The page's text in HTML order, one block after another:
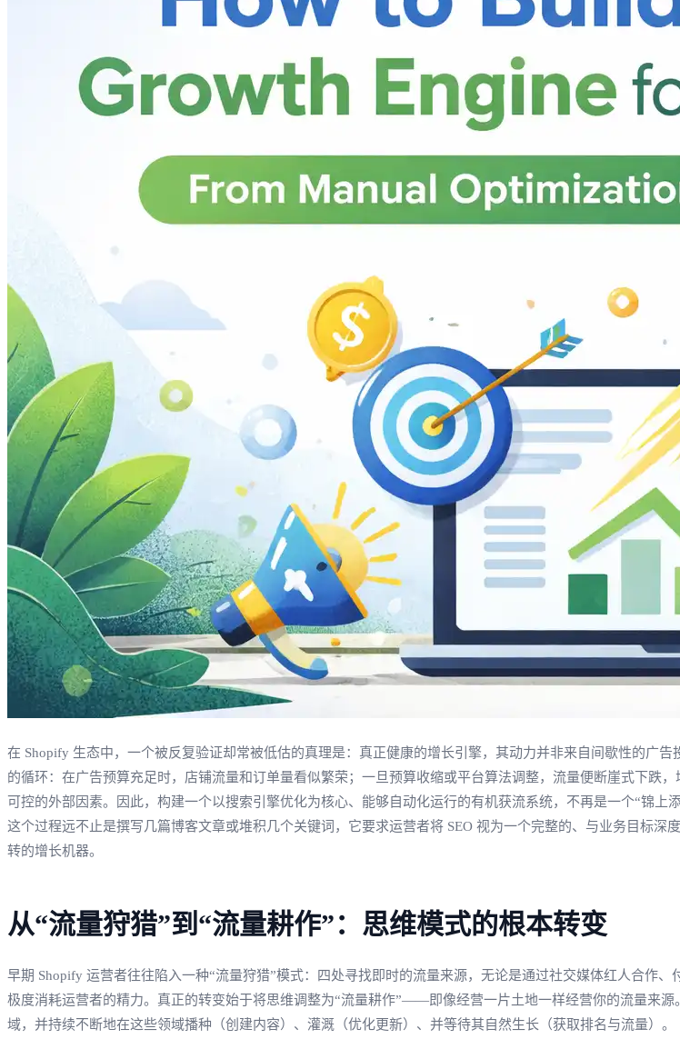
在 Shopify 生态中，一个被反复验证却常被低估的真理是：真正健康的增长引擎，其动力并非来自间歇性的广
的循环：在广告预算充足时，店铺流量和订单量看似繁荣；一旦预算收缩或平台算法调整，流量便断崖式下跌
可控的外部因素。因此，构建一个以搜索引擎优化为核心、能够自动化运行的有机获流系统，不再是一个“锦
这个过程远不止是撰写几篇博客文章或堆积几个关键词，它要求运营者将 SEO 视为一个完整的、与业务目标
转的增长机器。
从“流量狩猎”到“流量耕作”：思维模式的根本转变
早期 Shopify 运营者往往陷入一种“流量狩猎”模式：四处寻找即时的流量来源，无论是通过社交媒体红人合作
极度消耗运营者的精力。真正的转变始于将思维调整为“流量耕作”——即像经营一片土地一样经营你的流量来
域，并持续不断地在这些领域播种（创建内容）、灌溉（优化更新）、并等待其自然生长（获取排名与流量）。